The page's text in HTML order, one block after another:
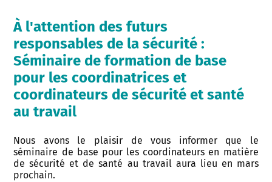
À l'attention des futurs
responsables de la sécurité :
Séminaire de formation de base
pour les coordinatrices et
coordinateurs de sécurité et santé
au travail
Nous avons le plaisir de vous informer que le
séminaire de base pour les coordinateurs en matière
de sécurité et de santé au travail aura lieu en mars
prochain.